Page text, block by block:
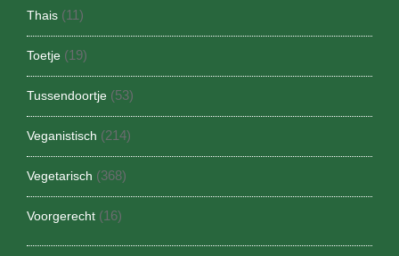
Thais (11)
Toetje (19)
Tussendoortje (53)
Veganistisch (214)
Vegetarisch (368)
Voorgerecht (16)